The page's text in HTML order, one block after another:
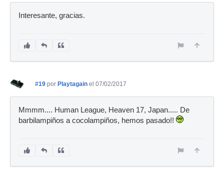
Interesante, gracias.
#19 por Playtagain el 07/02/2017
Mmmm.... Human League, Heaven 17, Japan..... De
barbilampiños a cocolampiños, hemos pasado!!